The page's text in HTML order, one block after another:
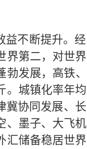
益不断提升。经
界第二，对世界
发展，高铁、
。城镇化率年均
冀协同发展、长
、墨子、大飞机
汇储备稳居世界